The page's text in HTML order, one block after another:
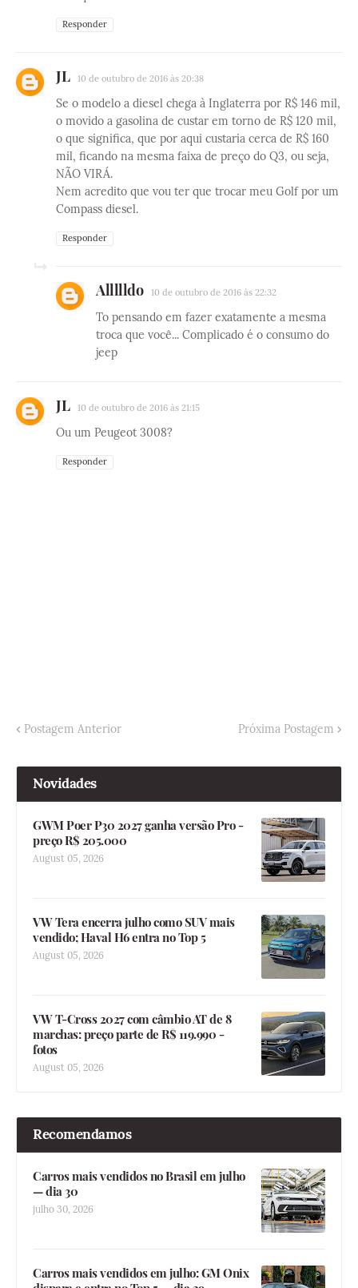
Responder
JL 10 de outubro de 2016 às 20:38
Se o modelo a diesel chega à Inglaterra por R$ 146 mil,
o movido a gasolina de custar em torno de R$ 120 mil,
o que significa, que por aqui custaria cerca de R$ 160
mil, ficando na mesma faixa de preço do Q3, ou seja,
NÃO VIRÁ.
Nem acredito que vou ter que trocar meu Golf por um
Compass diesel.
Responder
Allllldo 10 de outubro de 2016 às 22:32
To pensando em fazer exatamente a mesma
troca que você... Complicado é o consumo do
jeep
JL 10 de outubro de 2016 às 21:15
Ou um Peugeot 3008?
Responder
Postagem Anterior Próxima Postagem
Novidades
GWM Poer P30 2027 ganha versão Pro -
preço R$ 205.000
August 05, 2026
VW Tera encerra julho como SUV mais
vendido; Haval H6 entra no Top 5
August 05, 2026
VW T-Cross 2027 com câmbio AT de 8
marchas: preço parte de R$ 119.990 -
fotos
August 05, 2026
Recomendamos
Carros mais vendidos no Brasil em julho
— dia 30
julho 30, 2026
Carros mais vendidos em julho: GM Onix